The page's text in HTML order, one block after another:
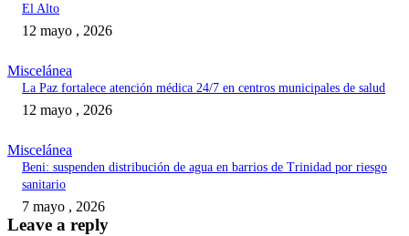
El Alto
12 mayo , 2026
Miscelánea
La Paz fortalece atención médica 24/7 en centros municipales de salud
12 mayo , 2026
Miscelánea
Beni: suspenden distribución de agua en barrios de Trinidad por riesgo
sanitario
7 mayo , 2026
Leave a reply